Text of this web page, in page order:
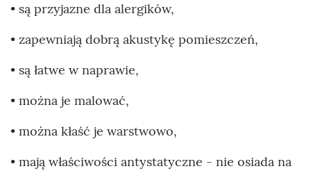
• są przyjazne dla alergików,
• zapewniają dobrą akustykę pomieszczeń,
• są łatwe w naprawie,
• można je malować,
• można kłaść je warstwowo,
• mają właściwości antystatyczne - nie osiada na